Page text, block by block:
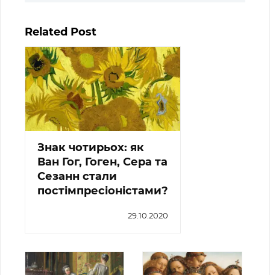
Related Post
Знак чотирьох: як
Ван Гог, Гоген, Сера та
Сезанн стали
постімпресіоністами?
29.10.2020